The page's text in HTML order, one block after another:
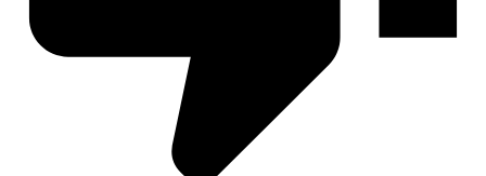
Рождённая Луной